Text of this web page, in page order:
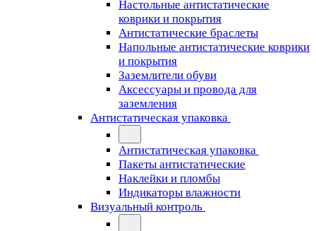
Настольные антистатические
коврики и покрытия
Антистатические браслеты
Напольные антистатические коврики
и покрытия
Заземлители обуви
Аксессуары и провода для
заземления
Антистатическая упаковка
Антистатическая упаковка
Пакеты антистатические
Наклейки и пломбы
Индикаторы влажности
Визуальный контроль